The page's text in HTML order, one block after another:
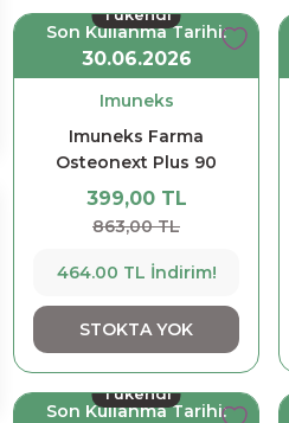
Tükendi
Son Kullanma Tarihi:
30.06.2026
Imuneks
Imuneks Farma
Osteonext Plus 90
Tablet
399,00 TL
863,00 TL
464.00 TL İndirim!
STOKTA YOK
Tükendi
Son Kullanma Tarihi: